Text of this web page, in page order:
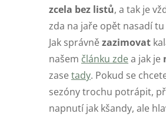
zcela bez listů, a tak je
zda na jaře opět nasadí
Jak správnězazimovat
našem článku zdea jak je
zasetady. Pokud se
sezóny trochu potrápit,
napnutí jak kšandy, ale